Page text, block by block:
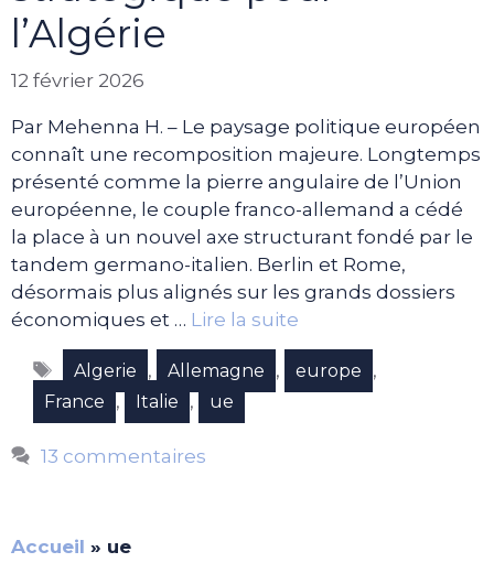
l’Algérie
12 février 2026
Par Mehenna H. – Le paysage politique européen
connaît une recomposition majeure. Longtemps
présenté comme la pierre angulaire de l’Union
européenne, le couple franco-allemand a cédé
la place à un nouvel axe structurant fondé par le
tandem germano-italien. Berlin et Rome,
désormais plus alignés sur les grands dossiers
économiques et … Lire la suite
Étiquettes
Algerie , Allemagne , europe ,
France , Italie , ue
13 commentaires
Accueil » ue